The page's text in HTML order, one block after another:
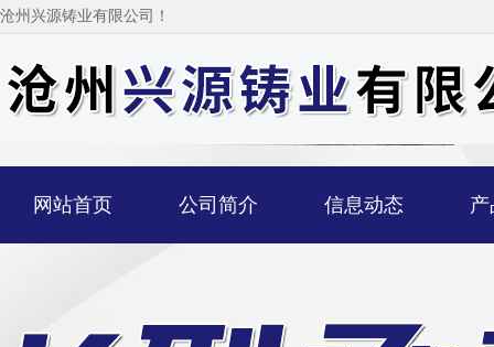
沧州兴源铸业有限公司！
网站首页 公司简介 信息动态